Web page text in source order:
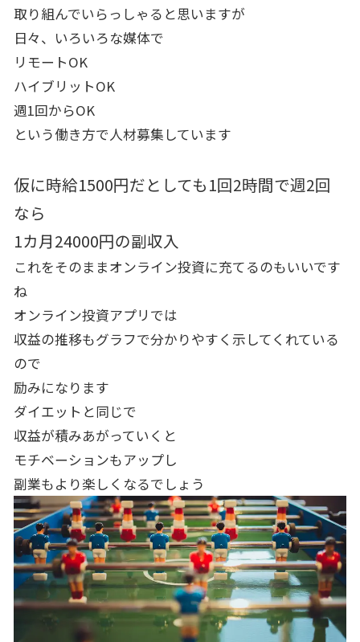
取り組んでいらっしゃると思いますが
日々、いろいろな媒体で
リモートOK
ハイブリットOK
週1回からOK
という働き方で人材募集しています
仮に時給1500円だとしても1回2時間で週2回
なら
1カ月24000円の副収入
これをそのままオンライン投資に充てるのもいいです
ね
オンライン投資アプリでは
収益の推移もグラフで分かりやすく示してくれている
ので
励みになります
ダイエットと同じで
収益が積みあがっていくと
モチベーションもアップし
副業もより楽しくなるでしょう